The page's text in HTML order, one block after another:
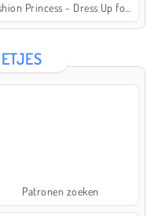
Fashion Princess - Dress Up for Girls
Patronen zoeken